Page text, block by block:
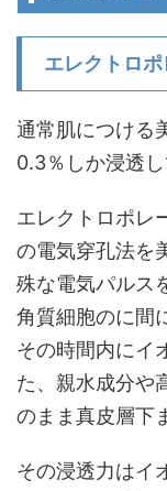
エレクトロ
通常肌につける
0.3％しか浸透
エレクトロポレ
の電気穿孔法を
殊な電気パルス
角質細胞のに間
その時間内にイ
た、親水成分や
のまま真皮層下
その浸透力はイ